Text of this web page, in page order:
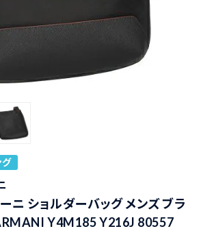
グ
ニ ショルダーバッグ メンズ ブラ
Y4M185 Y216J 80557